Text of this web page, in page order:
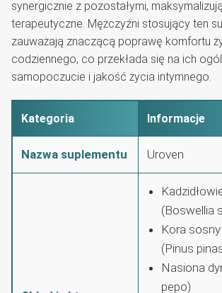
synergicznie z pozostałymi,
terapeutyczne. Mężczyźni stosujący ten
zauważają znaczącą poprawę komfortu
codziennego, co przekłada się na ich
samopoczucie i jakość życia intymnego.
Kategoria Informacje
Nazwa suplementu Uroven
(Boswellia
Kora
(Pinus
Nasiona
pepo)